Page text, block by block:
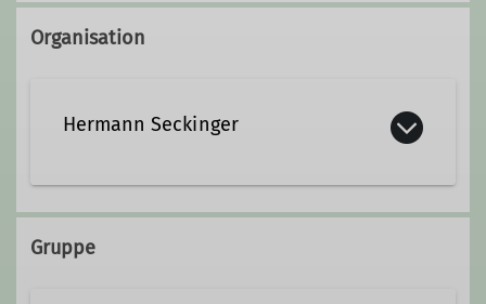
Organisation
Hermann Seckinger
hermann.seckinger@t-online.de
Gruppe